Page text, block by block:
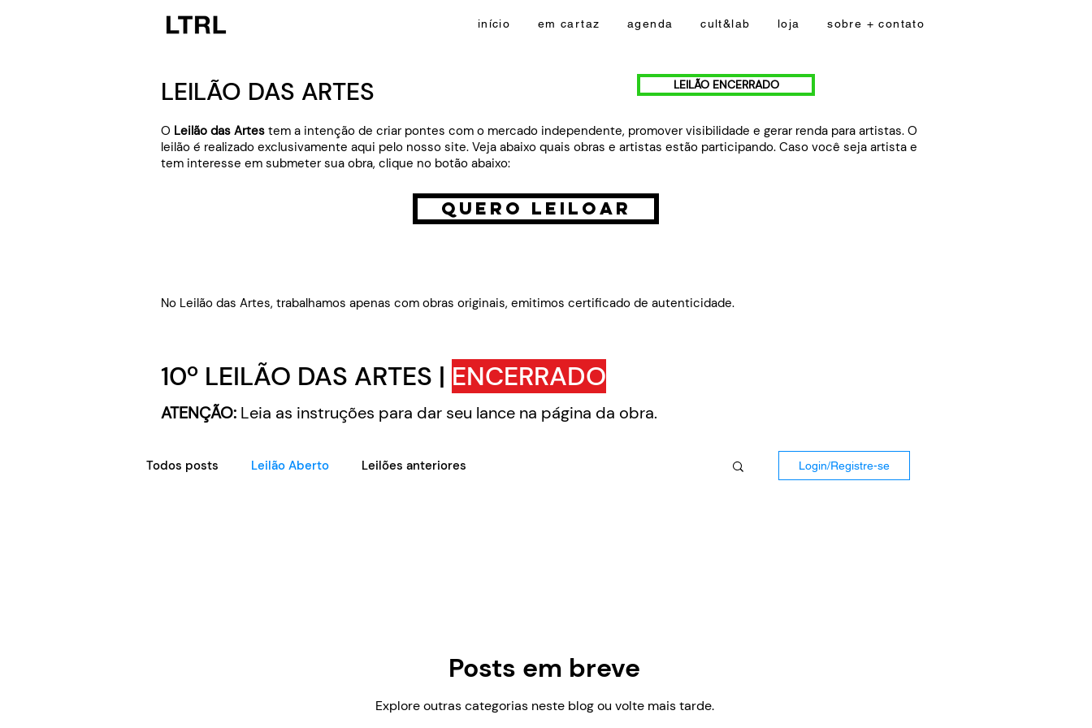
início em cartaz agenda cult&lab loja sobre + contato
LEILÃO DAS ARTES LEILÃO ENCERRADO
O Leilão das Artes tem a intenção de criar pontes com o mercado independente, promover visibilidade e gerar renda para artistas. O
leilão é realizado exclusivamente aqui pelo nosso site. Veja abaixo quais obras e artistas estão participando. Caso você seja artista e
tem interesse em submeter sua obra, clique no botão abaixo:
QUERO LEILOAR
No Leilão das Artes, trabalhamos apenas com obras originais, emitimos certificado de autenticidade.
10º LEILÃO DAS ARTES | ENCERRADO
ATENÇÃO: Leia as instruções para dar seu lance na página da obra.
Todos posts Leilão Aberto Leilões anteriores Login/Registre-se
Posts em breve
Explore outras categorias neste blog ou volte mais tarde.